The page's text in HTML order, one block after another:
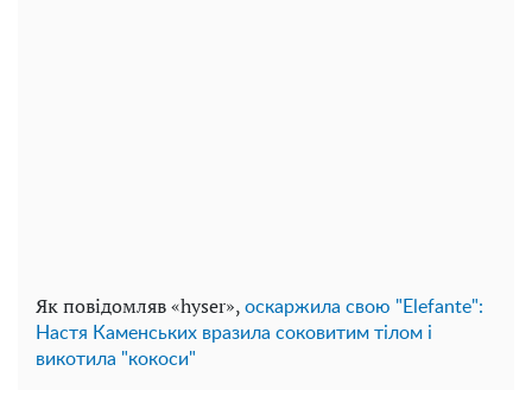
Як повідомляв «hyser», оскаржила свою "Elefante":
Настя Каменських вразила соковитим тілом і
викотила "кокоси"